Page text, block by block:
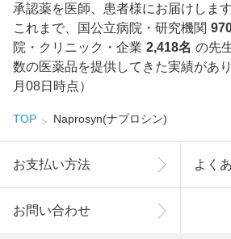
承認薬を医師、患者様にお届けします
これまで、国公立病院・研究機関
院・クリニック・企業 2,418名 の先
数の医薬品を提供してきた実績があ
月08日時点）
TOP Naprosyn(ナプロシン)
お支払い方法 よく
お問い合わせ